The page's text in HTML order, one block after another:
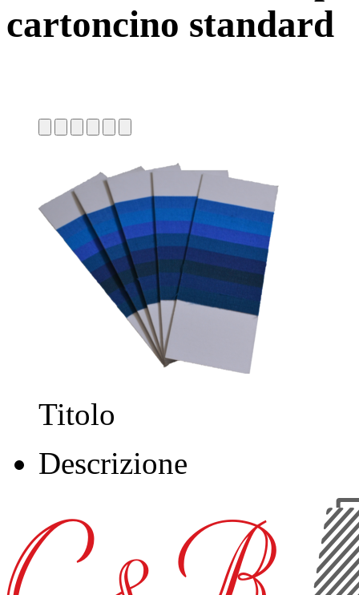
cartoncino standard
Titolo
Descrizione